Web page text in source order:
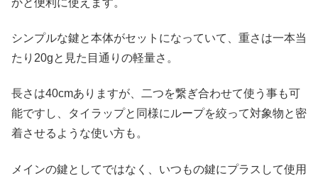
シンプルな鍵と本体がセットになっていて、重さは一本当
たり20gと見た目通りの軽量さ。
長さは40cmありますが、二つを繋ぎ合わせて使う事も可
能ですし、タイラップと同様にループを絞って対象物と密
着させるような使い方も。
メインの鍵としてではなく、いつもの鍵にプラスして使用